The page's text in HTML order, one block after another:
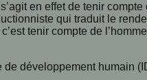
en effet de tenir
qui traduit le
tenir compte de
développement humain